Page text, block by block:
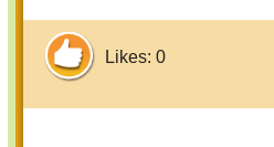
Likes: 0